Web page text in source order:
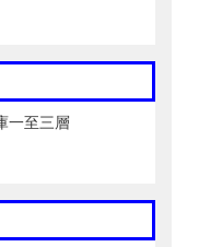
一至三層